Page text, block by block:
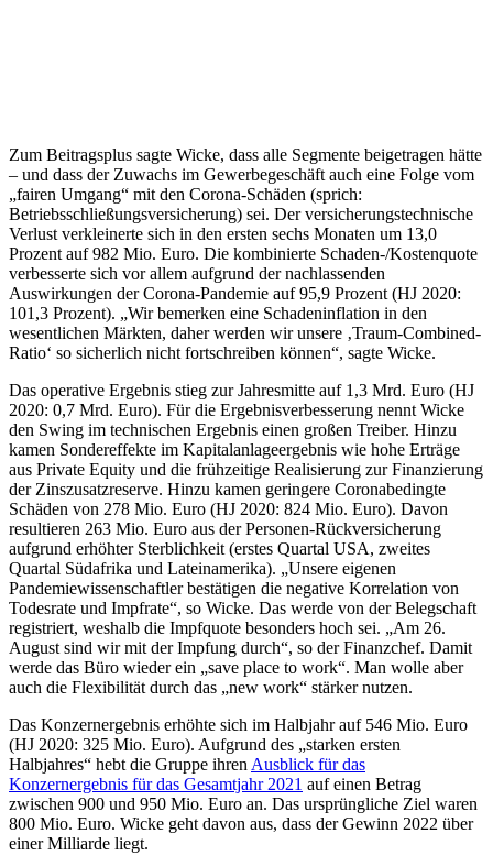
Zum Beitragsplus sagte Wicke, dass alle Segmente beigetragen hätte
– und dass der Zuwachs im Gewerbegeschäft auch eine Folge vom
„fairen Umgang“ mit den Corona-Schäden (sprich:
Betriebsschließungsversicherung) sei. Der versicherungstechnische
Verlust verkleinerte sich in den ersten sechs Monaten um 13,0
Prozent auf 982 Mio. Euro. Die kombinierte Schaden-/Kostenquote
verbesserte sich vor allem aufgrund der nachlassenden
Auswirkungen der Corona-Pandemie auf 95,9 Prozent (HJ 2020:
101,3 Prozent). „Wir bemerken eine Schadeninflation in den
wesentlichen Märkten, daher werden wir unsere ‚Traum-Combined-
Ratio‘ so sicherlich nicht fortschreiben können“, sagte Wicke.
Das operative Ergebnis stieg zur Jahresmitte auf 1,3 Mrd. Euro (HJ
2020: 0,7 Mrd. Euro). Für die Ergebnisverbesserung nennt Wicke
den Swing im technischen Ergebnis einen großen Treiber. Hinzu
kamen Sondereffekte im Kapitalanlageergebnis wie hohe Erträge
aus Private Equity und die frühzeitige Realisierung zur Finanzierung
der Zinszusatzreserve. Hinzu kamen geringere Coronabedingte
Schäden von 278 Mio. Euro (HJ 2020: 824 Mio. Euro). Davon
resultieren 263 Mio. Euro aus der Personen-Rückversicherung
aufgrund erhöhter Sterblichkeit (erstes Quartal USA, zweites
Quartal Südafrika und Lateinamerika). „Unsere eigenen
Pandemiewissenschaftler bestätigen die negative Korrelation von
Todesrate und Impfrate“, so Wicke. Das werde von der Belegschaft
registriert, weshalb die Impfquote besonders hoch sei. „Am 26.
August sind wir mit der Impfung durch“, so der Finanzchef. Damit
werde das Büro wieder ein „save place to work“. Man wolle aber
auch die Flexibilität durch das „new work“ stärker nutzen.
Das Konzernergebnis erhöhte sich im Halbjahr auf 546 Mio. Euro
(HJ 2020: 325 Mio. Euro). Aufgrund des „starken ersten
Halbjahres“ hebt die Gruppe ihrenAusblick für das
Konzernergebnis für das Gesamtjahr 2021 auf einen Betrag
zwischen 900 und 950 Mio. Euro an. Das ursprüngliche Ziel waren
800 Mio. Euro. Wicke geht davon aus, dass der Gewinn 2022 über
einer Milliarde liegt.